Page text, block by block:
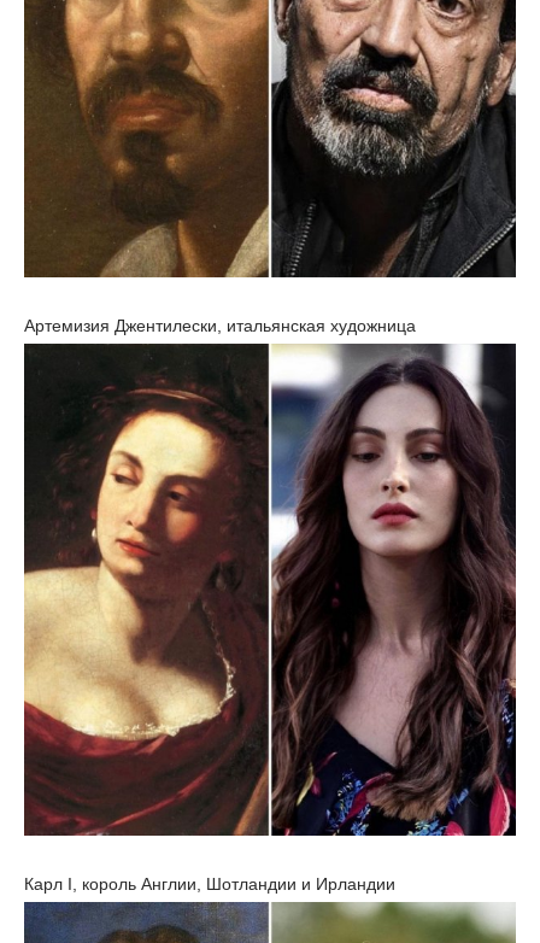
Артемизия Джентилески, итальянская художница
Карл I, король Англии, Шотландии и Ирландии